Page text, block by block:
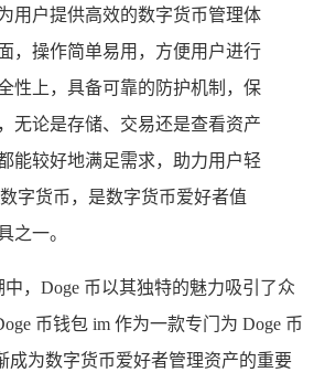
用户提供高效的数字货币管理体
，操作简单易用，方便用户进行
性上，具备可靠的防护机制，保
，无论是存储、交易还是查看资产
能较好地满足需求，助力用户轻
字货币，是数字货币爱好者值
之一。
，Doge 币以其独特的魅力吸引了众
币钱包 im 作为一款专门为 Doge 币
成为数字货币爱好者管理资产的重要